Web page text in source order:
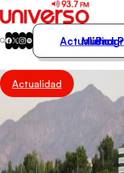
Actualidad
Música
Programas
Podcasts
Destacados
Actualidad
Música
Actualidad